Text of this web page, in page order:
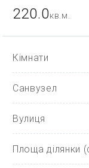
220.0кв.м.
Кімнати
Санвузел
Вулиця
Площа ділянки